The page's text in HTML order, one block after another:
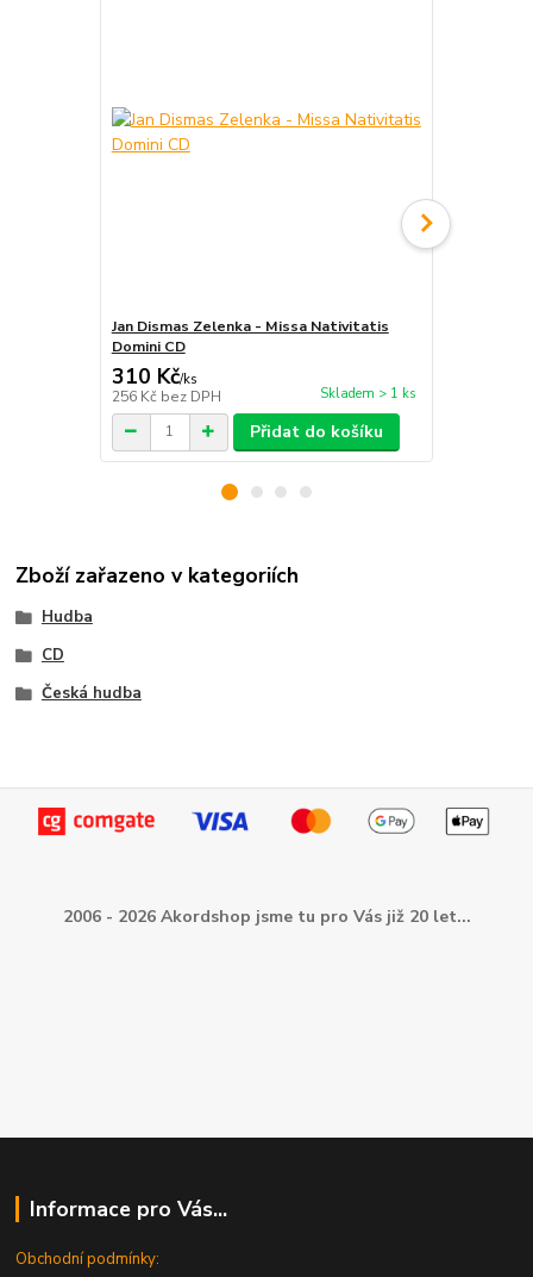
Jan Dismas Zelenka - Missa Nativitatis
Domini CD
310 Kč/ks
256 Kč bez DPH Skladem > 1 ks
Přidat do košíku
Zboží zařazeno v kategoriích
Hudba
CD
Česká hudba
2006 - 2026 Akordshop jsme tu pro Vás již 20 let...
Informace pro Vás...
Obchodní podmínky: